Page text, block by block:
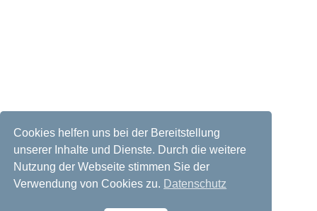
Cookies helfen uns bei der Bereitstellung
unserer Inhalte und Dienste. Durch die weitere
Nutzung der Webseite stimmen Sie der
Verwendung von Cookies zu. Datenschutz